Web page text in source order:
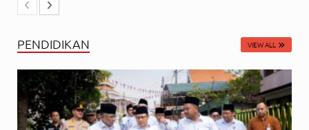
PENDIDIKAN VIEW ALL